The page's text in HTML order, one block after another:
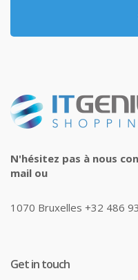
N'hésitez pas à nous
mail ou
1070 Bruxelles +32 486
Get in touch